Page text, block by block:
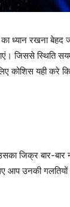
ध्यान रखना बेहद
जिससे स्थिति
कोशिस यही करे
जिक्र बार-
आप उनकी